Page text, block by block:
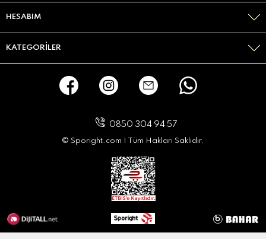
HESABIM
KATEGORILER
0850 304 94 57
© Sporight.com I Tüm Hakları Saklıdır.